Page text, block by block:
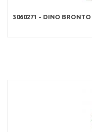
3060271 - DINO